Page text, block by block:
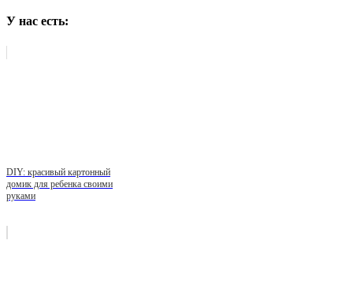
У нас есть:
DIY: красивый картонный
домик для ребенка своими
руками